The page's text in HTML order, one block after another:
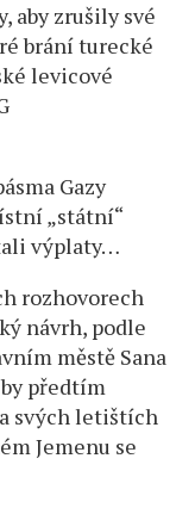
aby zrušily své
brání turecké
levicové
Gazy
„státní“
výplaty…
rozhovorech
návrh, podle
městě Sana
předtím
svých letištích
Jemenu se